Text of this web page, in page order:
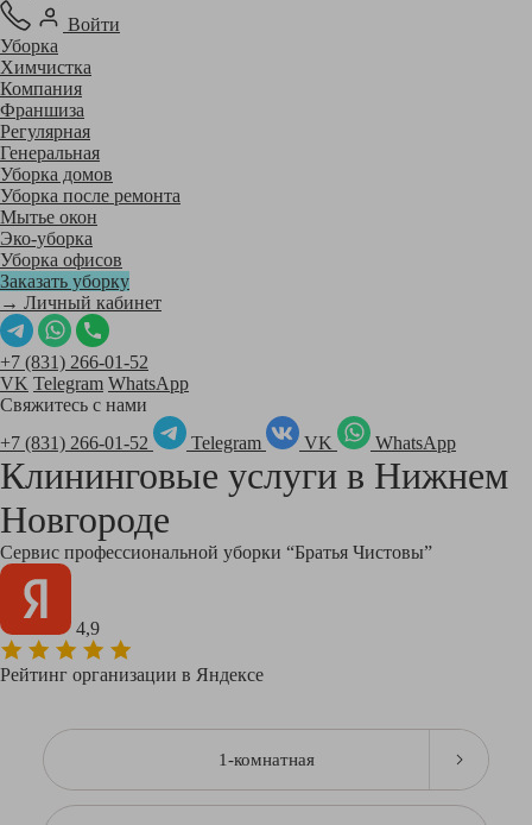
Войти
Уборка
Химчистка
Компания
Франшиза
Регулярная
Генеральная
Уборка домов
Уборка после ремонта
Мытье окон
Эко-уборка
Уборка офисов
Заказать уборку
→ Личный кабинет
+7 (831) 266-01-52
VK Telegram WhatsApp
Свяжитесь с нами
+7 (831) 266-01-52
Telegram VK WhatsApp
Клининговые услуги в Нижнем
Новгороде
Сервис профессиональной уборки “Братья Чистовы”
4,9
Рейтинг организации в Яндексе
1-комнатная